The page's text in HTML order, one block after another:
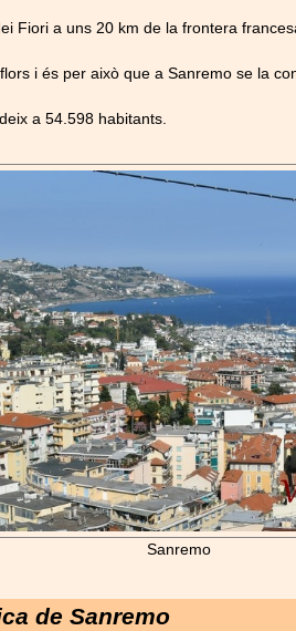
Fiori a uns 20 km de la frontera
i és per això que a Sanremo se la
a 54.598 habitants.
Sanremo
de Sanremo